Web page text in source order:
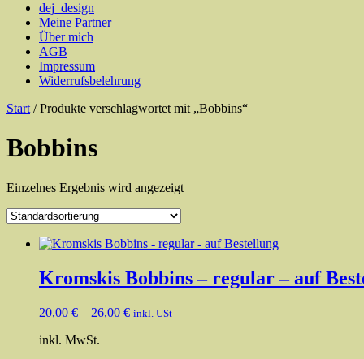
dej_design
Meine Partner
Über mich
AGB
Impressum
Widerrufsbelehrung
Start / Produkte verschlagwortet mit „Bobbins“
Bobbins
Einzelnes Ergebnis wird angezeigt
Kromskis Bobbins – regular – auf
20,00 € – 26,00 € inkl. USt
inkl. MwSt.